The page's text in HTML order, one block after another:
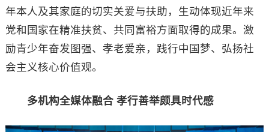
年本人及其家庭的切实关爱与扶助，生动体现近年来
党和国家在精准扶贫、共同富裕方面取得的成果。激
励青少年奋发图强、孝老爱亲，践行中国梦、弘扬社
会主义核心价值观。
多机构全媒体融合 孝行善举颇具时代感